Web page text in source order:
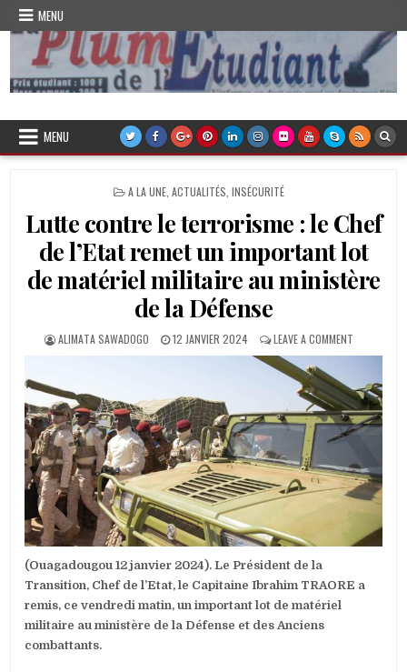
Skip
content
MENU
Plume de l'Etudiant
MENU
POSTED
A LA UNE ACTUALITÉS INSÉCURITÉ
Lutte contre le terrorisme : le Chef
de l’Etat remet un important lot
de matériel militaire au ministère
de la Défense
AUTHOR:
ALIMATA SAWADOGO
PUBLISHED
DATE:
12 JANVIER 2024 LEAVE A COMMENT
LUTTE
LE
:
LE
DE
L’ETAT
REMET
IMPORTANT
LOT
MILITAIRE
(Ouagadougou 12 janvier 2024). Le Président de la
Transition, Chef de l’Etat, le Capitaine Ibrahim TRAORE a
remis, ce vendredi matin, un important lot de matériel
militaire au ministère de la Défense et des Anciens
combattants.